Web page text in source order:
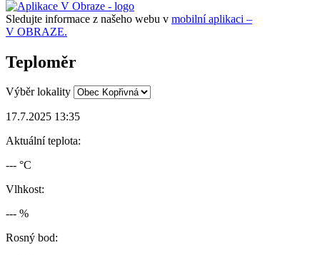
Sledujte informace z našeho webu v mobilní aplikaci –
V OBRAZE.
Teploměr
Výběr lokality
17.7.2025 13:35
Aktuální teplota:
--- °C
Vlhkost:
--- %
Rosný bod: